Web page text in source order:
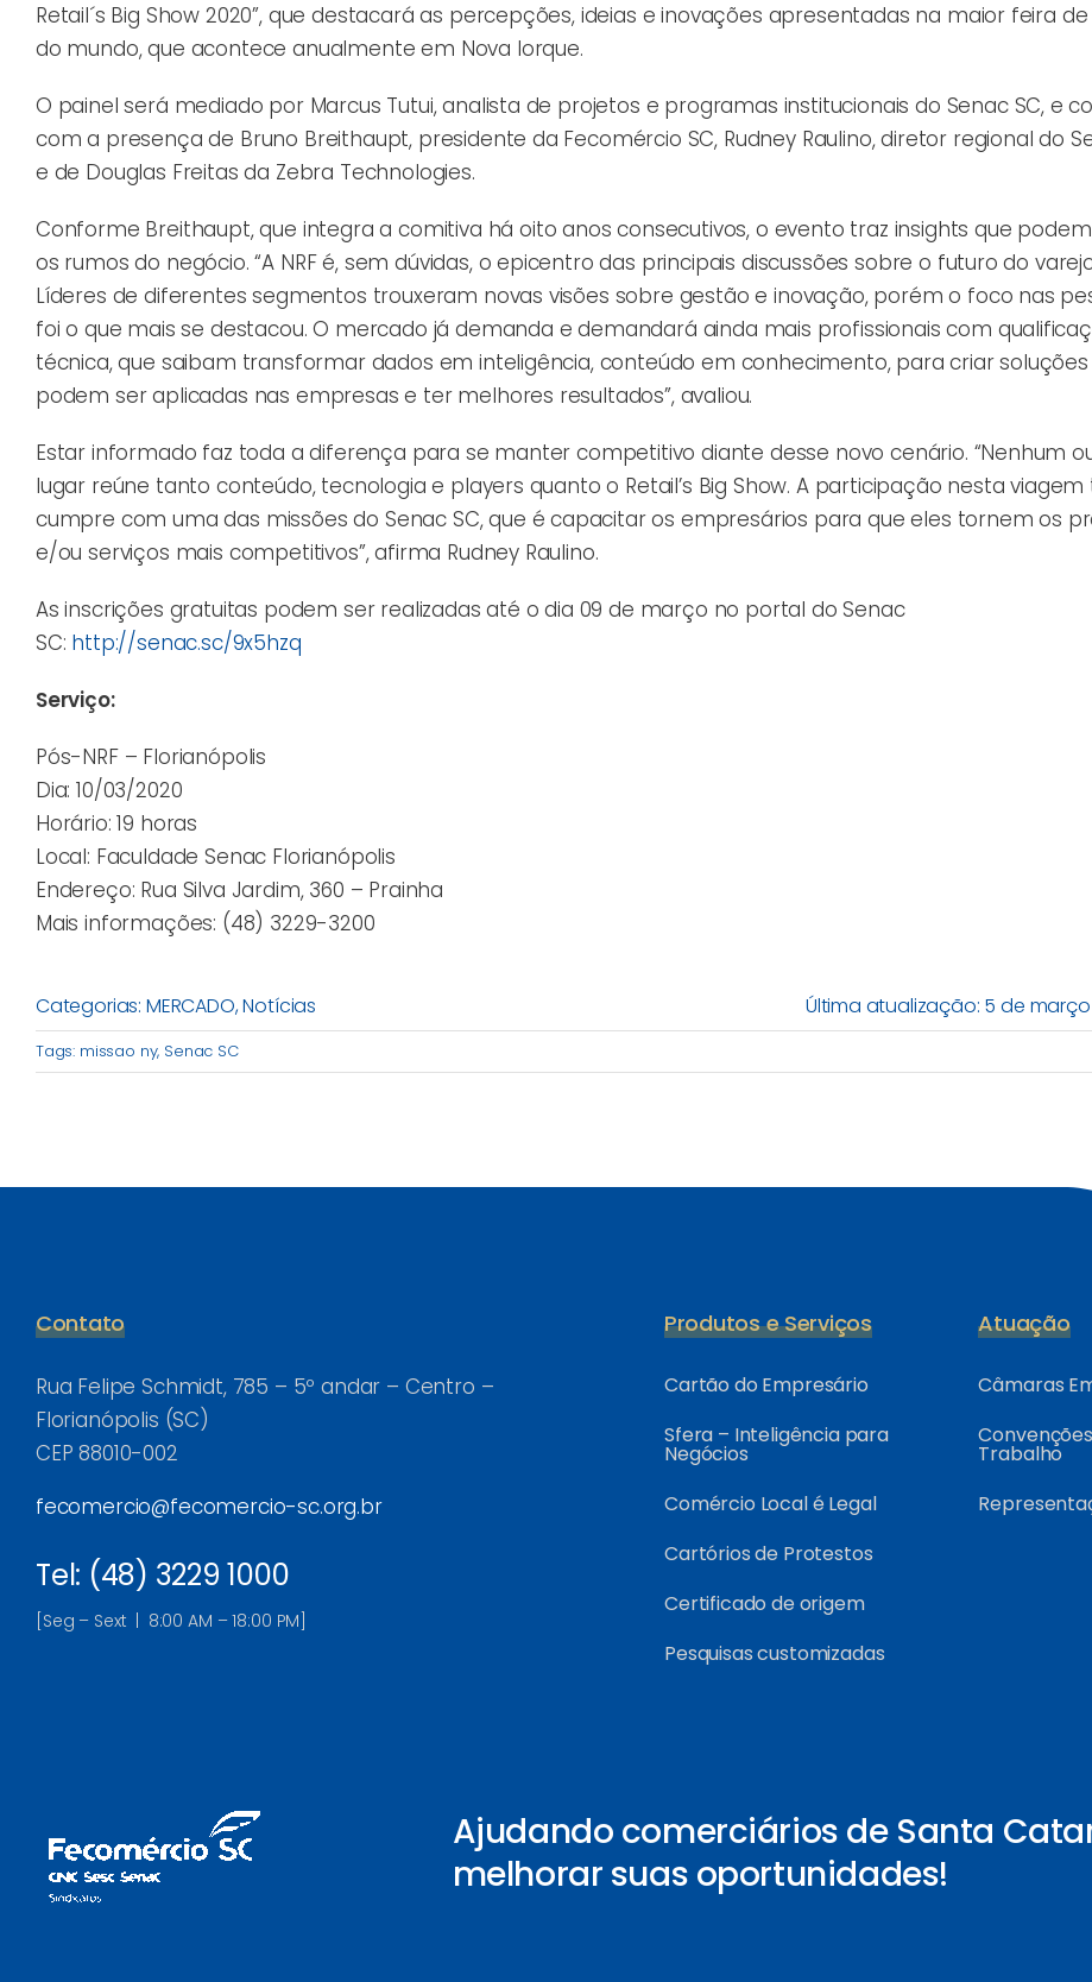
Retail´s Big Show 2020”, que destacará as percepções, ideias e inovações apresentadas na maior feira
do mundo, que acontece anualmente em Nova Iorque.
O painel será mediado por Marcus Tutui,analista de projetos e programas institucionais do Senac SC, e
com a presença de Bruno Breithaupt, presidente da Fecomércio SC, Rudney Raulino, diretor regional do
e de Douglas Freitas da Zebra Technologies.
Conforme Breithaupt, que integra a comitiva há oito anos consecutivos, o evento traz insights que
os rumos do negócio. “A NRF é, sem dúvidas, o epicentro das principais discussões sobre o futuro do
Líderes de diferentes segmentos trouxeram novas visões sobre gestão e inovação, porém o foco nas
foi o que mais se destacou. O mercado já demanda e demandará ainda mais profissionais com
técnica, que saibam transformar dados em inteligência, conteúdo em conhecimento, para criar soluções
podem ser aplicadas nas empresas e ter melhores resultados”, avaliou.
Estar informado faz toda a diferença para se manter competitivo diante desse novo cenário. “Nenhum
lugar reúne tanto conteúdo, tecnologia e players quanto o Retail’s Big Show. A participação nesta viagem
cumpre com uma das missões do Senac SC, que é capacitar os empresários para que eles tornem os
e/ou serviços mais competitivos”, afirma Rudney Raulino.
As inscrições gratuitas podem ser realizadas até o dia 09 de março no portal do Senac
SC: http://senac.sc/9x5hzq
Serviço:
Pós-NRF – Florianópolis
Dia:10/03/2020
Horário: 19 horas
Local: Faculdade Senac Florianópolis
Endereço: Rua Silva Jardim, 360 – Prainha
Mais informações: (48) 3229-3200
Categorias: MERCADO,Notícias Última atualização: 5 de
Tags: missao ny, Senac SC
Contato
Rua Felipe Schmidt, 785 – 5º andar – Centro –
Florianópolis (SC)
CEP 88010-002
fecomercio@fecomercio-sc.org.br
Tel: (48) 3229 1000
[Seg – Sext | 8:00 AM – 18:00 PM]
Produtos e Serviços
Cartão do Empresário
Sfera – Inteligência para
Negócios
Comércio Local é Legal
Cartórios de Protestos
Certificado de origem
Pesquisas customizadas
Atuação
Câmaras
Trabalho
Ajudando comerciários de Santa
melhorar suas oportunidades!